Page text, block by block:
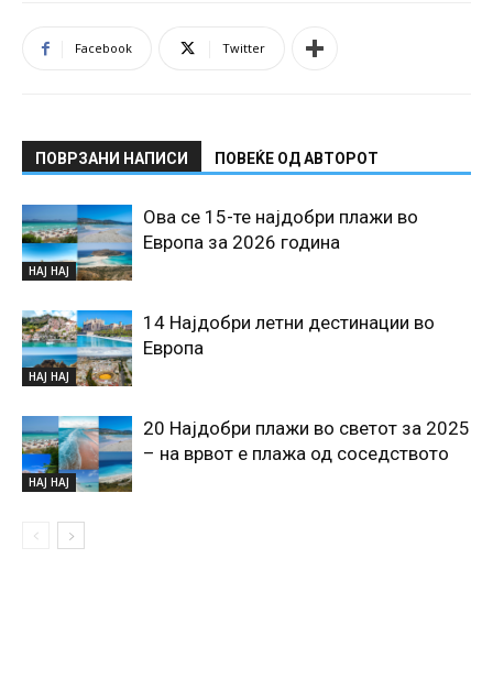
Facebook Twitter
ПОВРЗАНИ НАПИСИ ПОВЕЌЕ ОД АВТОРОТ
НАЈ НАЈ
Ова се 15-те најдобри плажи во
Европа за 2026 година
НАЈ НАЈ
14 Најдобри летни дестинации во
Европа
НАЈ НАЈ
20 Најдобри плажи во светот за 2025
– на врвот е плажа од соседството